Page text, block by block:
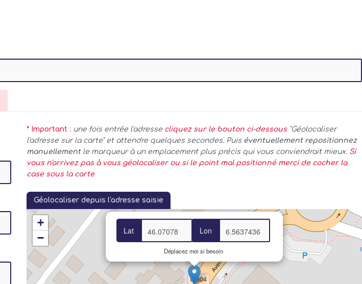
* Important : une fois entrée l'adresse cliquez sur le bouton ci-dessous"Géolocaliser
l'adresse sur la carte" et attendre quelques secondes. Puis éventuellement repositionnez
manuellementle marqueur à un emplacement plus précis qui vous conviendrait mieux. Si
vous n'arrivez pas à vous géolocaliser ou si le point mal positionné merci de cocher la
case sous la carte
Géolocaliser depuis l'adresse saisie
Lat Lon
Déplacez moi si besoin
+
−